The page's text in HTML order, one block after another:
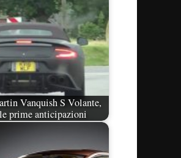
Vanquish S Volante,
prime anticipazioni